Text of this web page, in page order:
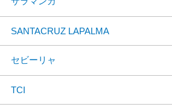
SANTACRUZ LAPALMA
セビーリャ
TCI